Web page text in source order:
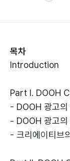
목차
Introduction
Part I. DOOH
- DOOH 광고의
- DOOH 광고의
- 크리에이티브